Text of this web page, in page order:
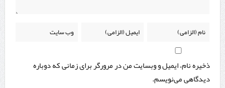
ذخیره نام، ایمیل و وبسایت من در مرورگر برای زمانی که دوباره
دیدگاهی می‌نویسم.